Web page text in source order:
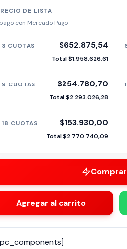
DE LISTA
con Mercado Pago
3 CUOTAS $652.875,54
Total $1.958.626,61
9 CUOTAS $254.780,70
Total $2.293.026,28
18 CUOTAS $153.930,00
Total $2.770.740,09
Agregar al carrito